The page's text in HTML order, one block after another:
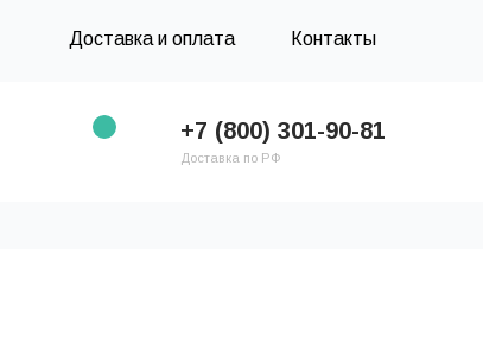
+7 (800) 301-90-81
Доставка по РФ
Доставка и оплата Контакты